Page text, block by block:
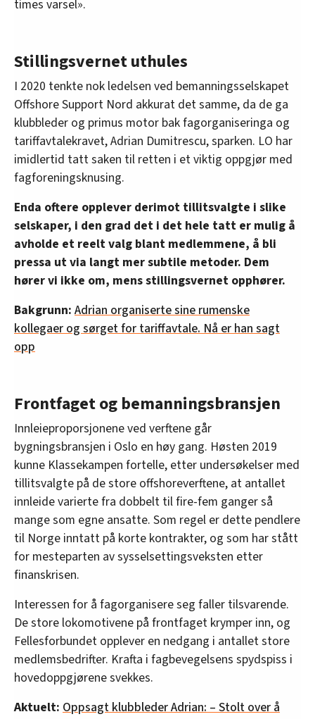
times varsel».
Stillingsvernet uthules
I 2020 tenkte nok ledelsen ved bemanningsselskapet
Offshore Support Nord akkurat det samme, da de ga
klubbleder og primus motor bak fagorganiseringa og
tariffavtalekravet, Adrian Dumitrescu, sparken. LO har
imidlertid tatt saken til retten i et viktig oppgjør med
fagforeningsknusing.
Enda oftere opplever derimot tillitsvalgte i slike
selskaper, i den grad det i det hele tatt er mulig å
avholde et reelt valg blant medlemmene, å bli
pressa ut via langt mer subtile metoder. Dem
hører vi ikke om, mens stillingsvernet opphører.
Bakgrunn: Adrian organiserte sine rumenske
kollegaer og sørget for tariffavtale. Nå er han sagt
opp
Frontfaget og bemanningsbransjen
Innleieproporsjonene ved verftene går
bygningsbransjen i Oslo en høy gang. Høsten 2019
kunne Klassekampen fortelle, etter undersøkelser med
tillitsvalgte på de store offshoreverftene, at antallet
innleide varierte fra dobbelt til fire-fem ganger så
mange som egne ansatte. Som regel er dette pendlere
til Norge inntatt på korte kontrakter, og som har stått
for mesteparten av sysselsettingsveksten etter
finanskrisen.
Interessen for å fagorganisere seg faller tilsvarende.
De store lokomotivene på frontfaget krymper inn, og
Fellesforbundet opplever en nedgang i antallet store
medlemsbedrifter. Krafta i fagbevegelsens spydspiss i
hovedoppgjørene svekkes.
Aktuelt: Oppsagt klubbleder Adrian: – Stolt over å